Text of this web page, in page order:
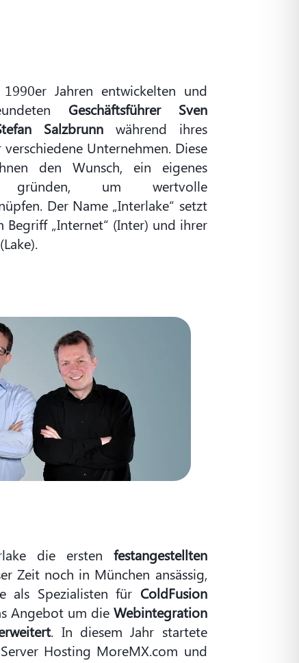
Jahren entwickelten und
Geschäftsführer Sven
Salzbrunnwährend ihres
Unternehmen. Diese
den Wunsch, ein eigenes
gründen, um wertvolle
Der Name „Interlake“ setzt
Begriff „Internet“ (Inter) und ihrer
die ersten festangestellten
Zeit noch in München ansässig,
als Spezialisten für ColdFusion
Angebot um die Webintegration
. In diesem Jahr startete
Hosting MoreMX.com und